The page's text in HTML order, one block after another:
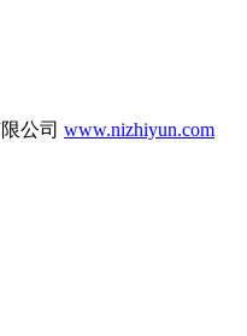
公司 www.nizhiyun.com